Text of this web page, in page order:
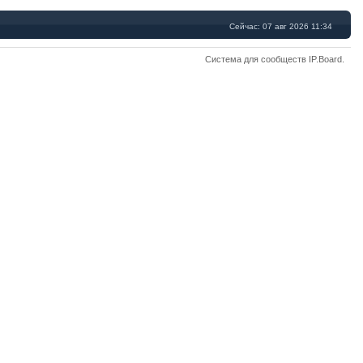
Сейчас: 07 авг 2026 11:34
Система для сообществ IP.Board